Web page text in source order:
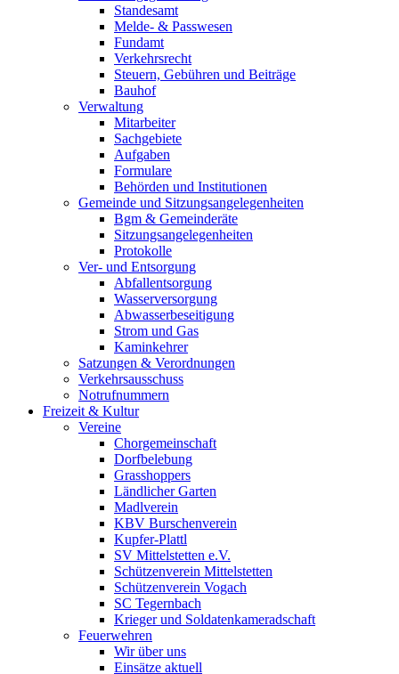
Standesamt
Melde- & Passwesen
Fundamt
Verkehrsrecht
Steuern, Gebühren und Beiträge
Bauhof
Verwaltung
Mitarbeiter
Sachgebiete
Aufgaben
Formulare
Behörden und Institutionen
Gemeinde und Sitzungsangelegenheiten
Bgm & Gemeinderäte
Sitzungsangelegenheiten
Protokolle
Ver- und Entsorgung
Abfallentsorgung
Wasserversorgung
Abwasserbeseitigung
Strom und Gas
Kaminkehrer
Satzungen & Verordnungen
Verkehrsausschuss
Notrufnummern
Freizeit & Kultur
Vereine
Chorgemeinschaft
Dorfbelebung
Grasshoppers
Ländlicher Garten
Madlverein
KBV Burschenverein
Kupfer-Plattl
SV Mittelstetten e.V.
Schützenverein Mittelstetten
Schützenverein Vogach
SC Tegernbach
Krieger und Soldatenkameradschaft
Feuerwehren
Wir über uns
Einsätze aktuell